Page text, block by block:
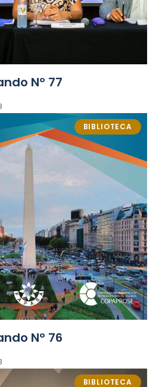
Nº 77
BIBLIOTECA
Nº 76
BIBLIOTECA